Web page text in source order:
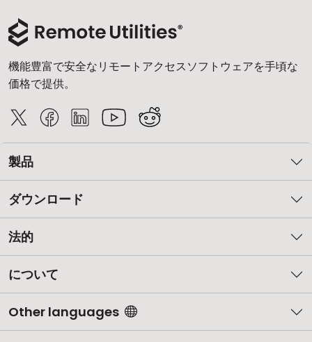
機能豊富で安全なリモートアクセスソフトウェアを手頃な
価格で提供。
製品
ダウンロード
法的
について
Other languages